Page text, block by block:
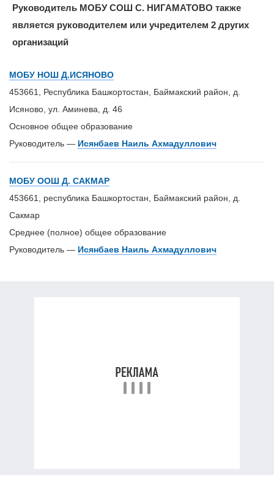
Руководитель МОБУ СОШ С. НИГАМАТОВО также
является руководителем или учредителем 2 других
организаций
МОБУ НОШ Д.ИСЯНОВО
453661, Республика Башкортостан, Баймакский район, д.
Исяново, ул. Аминева, д. 46
Основное общее образование
Руководитель — Исянбаев Наиль Ахмадуллович
МОБУ ООШ Д. САКМАР
453661, республика Башкортостан, Баймакский район, д.
Сакмар
Среднее (полное) общее образование
Руководитель — Исянбаев Наиль Ахмадуллович